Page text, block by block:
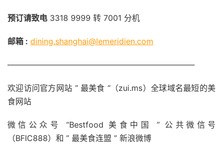
预订请致电 3318 9999 转 7001 分机
邮箱 : dining.shanghai@lemeridien.com
———————————————————————–
欢迎访问官方网站 ” 最美食 “（zui.ms）全球域名最短的美
食网站
微信公众号 “Bestfood 美食中国 ” 公共微信号
（BFIC888）和 ” 最美食连盟 ” 新浪微博